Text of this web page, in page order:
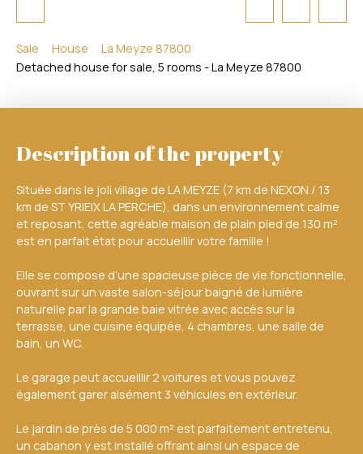
Sale House
La Meyze 87800
Detached house for sale, 5 rooms - La Meyze 87800
Description of the property
Située dans le joli village de LA MEYZE (7 km de NEXON / 13
km de ST YRIEIX LA PERCHE), dans un environnement calme
et reposant, cette agréable maison de plain pied de 130 m²
est en parfait état pour accueillir votre famille !
Elle se compose d’une spacieuse pièce de vie fonctionnelle,
ouvrant sur un vaste salon-séjour baigné de lumière
naturelle par la grande baie vitrée avec accès sur la
terrasse, une cuisine équipée, 4 chambres, une salle de
bain, un WC.
Le garage peut accueillir 2 voitures et vous pouvez
également garer aisément 3 véhicules en extérieur.
Le jardin de près de 5 000 m² est parfaitement entretenu,
un cabanon y est installé offrant ainsi un espace de